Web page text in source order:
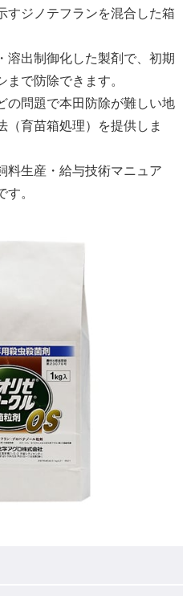
すジノテフランを混合した箱
溶出制御化した製剤で、初期
で防除できます。
の問題で本田防除が難しい地
（育苗箱処理）を提供しま
料生産・給与技術マニュア
。